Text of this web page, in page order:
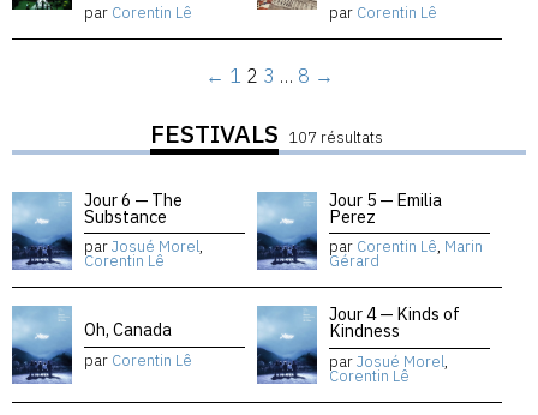
par Corentin Lê par Corentin Lê
← 1 2 3 … 8 →
FESTIVALS 107 résultats
Jour 6 — The
Substance
parJosué Morel,
Corentin Lê
Jour 5 — Emilia
Perez
par Corentin Lê, Marin
Gérard
Oh, Canada
par Corentin Lê
Jour 4 — Kinds of
Kindness
parJosué Morel,
Corentin Lê